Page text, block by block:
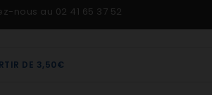
nous au 02 41 65 37 52
DE 3,50€